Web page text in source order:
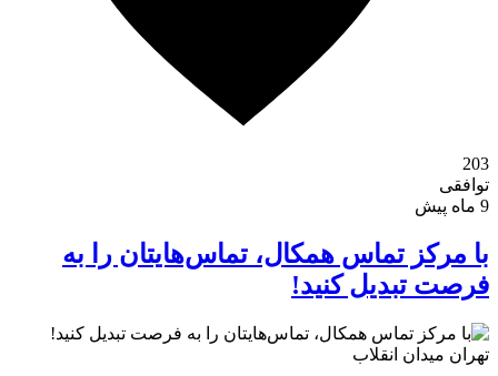
تماس با ما
203
توافقی
با مرکز تماس همکال، تماس‌هایتان را به
فرصت تبدیل کنید!
تهرانمیدان انقلاب